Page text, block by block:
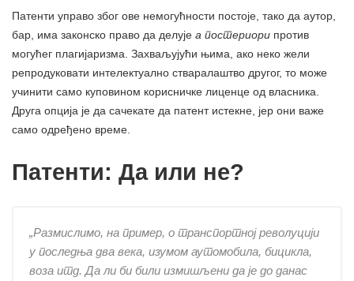
Патенти управо због ове немогућности постоје, тако да аутор,
бар, има законско право да делује а постериори против
могућег плагијаризма. Захваљујући њима, ако неко жели
репродуковати интелектуално стваралаштво другог, то може
учинити само куповином корисничке лиценце од власника.
Друга опција је да сачекате да патент истекне, јер они важе
само одређено време.
Патенти: Да или не?
„Размислимо, на пример, о транспортној револуцији
у последња два века, изумом аутомобила, бицикла,
воза итд. Да ли би били измишљени да је до данас